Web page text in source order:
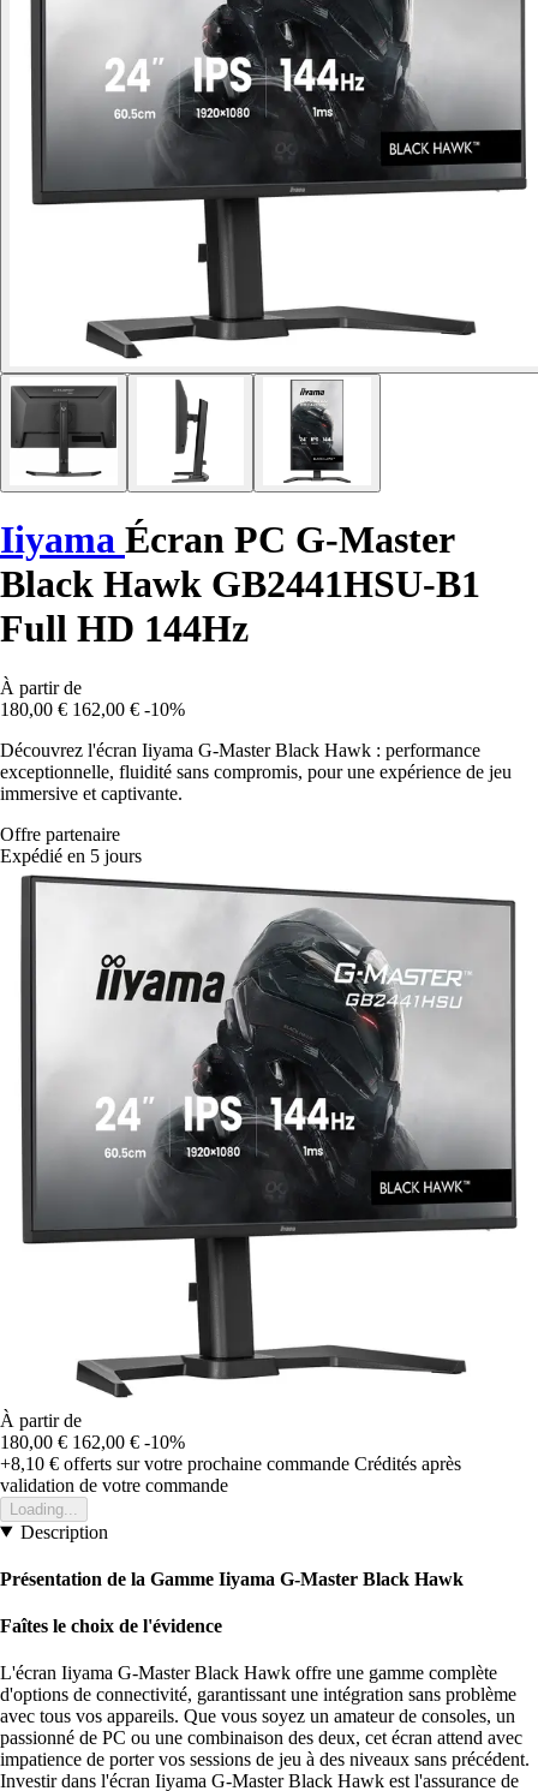
Iiyama Écran PC G-Master
Black Hawk GB2441HSU-B1
Full HD 144Hz
À partir de
180,00 € 162,00 € -10%
Découvrez l'écran Iiyama G-Master Black Hawk : performance
exceptionnelle, fluidité sans compromis, pour une expérience de jeu
immersive et captivante.
Offre partenaire
Expédié en 5 jours
À partir de
180,00 € 162,00 € -10%
+8,10 € offerts sur votre prochaine commande Crédités après
validation de votre commande
Loading...
Description
Présentation de la Gamme Iiyama G-Master Black Hawk
Faîtes le choix de l'évidence
L'écran Iiyama G-Master Black Hawk offre une gamme complète
d'options de connectivité, garantissant une intégration sans problème
avec tous vos appareils. Que vous soyez un amateur de consoles, un
passionné de PC ou une combinaison des deux, cet écran attend avec
impatience de porter vos sessions de jeu à des niveaux sans précédent.
Investir dans l'écran Iiyama G-Master Black Hawk est l'assurance de